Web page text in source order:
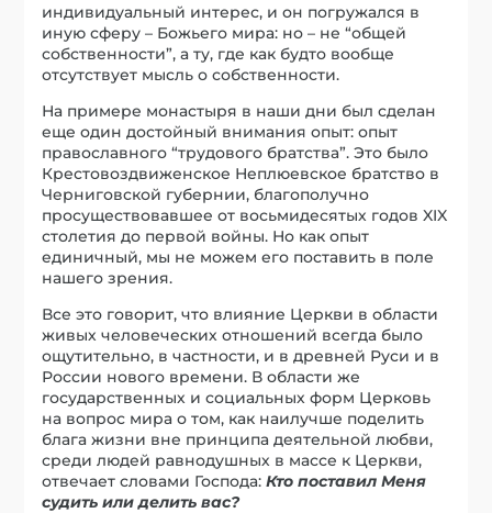
индивидуальный интерес, и он погружался в
иную сферу – Божьего мира: но – не “общей
собственности”, а ту, где как будто вообще
отсутствует мысль о собственности.
На примере монастыря в наши дни был сделан
еще один достойный внимания опыт: опыт
православного “трудового братства”. Это было
Крестовоздвиженское Неплюевское братство в
Черниговской губернии, благополучно
просуществовавшее от восьмидесятых годов XIX
столетия до первой войны. Но как опыт
единичный, мы не можем его поставить в поле
нашего зрения.
Все это говорит, что влияние Церкви в области
живых человеческих отношений всегда было
ощутительно, в частности, и в древней Руси и в
России нового времени. В области же
государственных и социальных форм Церковь
на вопрос мира о том, как наилучше поделить
блага жизни вне принципа деятельной любви,
среди людей равнодушных в массе к Церкви,
отвечает словами Господа:Кто поставил Меня
судить или делить вас?